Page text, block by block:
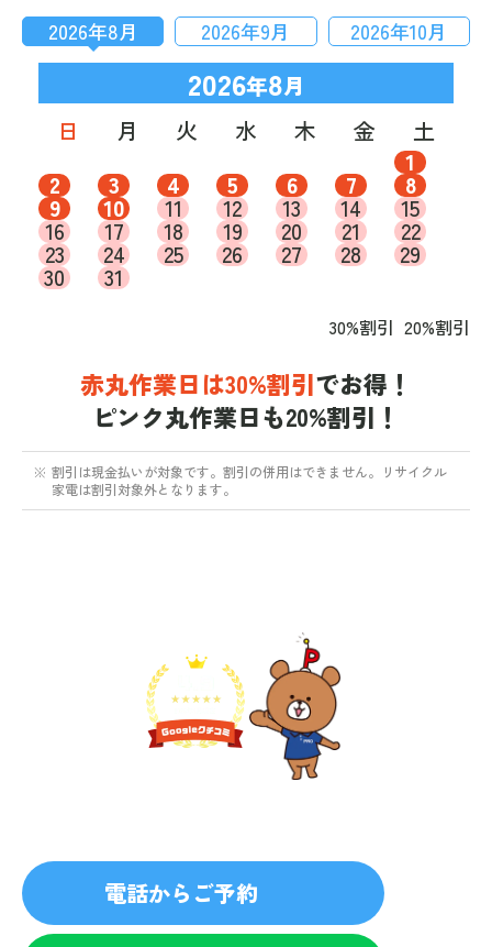
2026年8月 2026年9月 2026年10月
2026年8月
日
月 火 水 木 金
土
1
2 3 4 5 6 7 8
9 10 11 12 13 14 15
16 17 18 19 20 21 22
23 24 25 26 27 28 29
30 31
30%割引 20%割引
赤丸作業日は30%割引でお得！
ピンク丸作業日も20%割引！
※ 割引は現金払いが対象です。割引の併用はできません。リサイクル
家電は割引対象外となります。
電話からご予約